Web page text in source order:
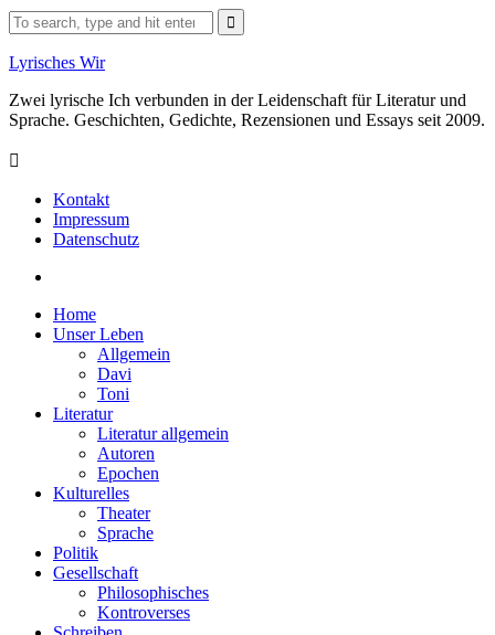
Skip
to
content
Search
for:
Lyrisches Wir
Zwei lyrische Ich verbunden in der Leidenschaft für Literatur und
Sprache. Geschichten, Gedichte, Rezensionen und Essays seit 2009.
Kontakt
Impressum
Datenschutz
Home
Unser Leben
Allgemein
Davi
Toni
Literatur
Literatur allgemein
Autoren
Epochen
Kulturelles
Theater
Sprache
Politik
Gesellschaft
Philosophisches
Kontroverses